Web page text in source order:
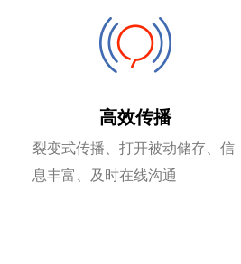
高效传播
裂变式传播、打开被动储存、信
息丰富、及时在线沟通